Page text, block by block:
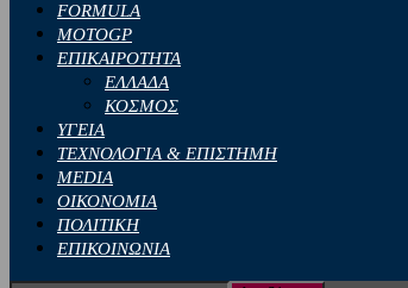
FORMULA
MOTOGP
ΕΠΙΚΑΙΡΟΤΗΤΑ
ΕΛΛΑΔΑ
ΚΟΣΜΟΣ
ΥΓΕΙΑ
ΤΕΧΝΟΛΟΓΙΑ & ΕΠΙΣΤΗΜΗ
MEDIA
ΟΙΚΟΝΟΜΙΑ
ΠΟΛΙΤΙΚΗ
ΕΠΙΚΟΙΝΩΝΙΑ